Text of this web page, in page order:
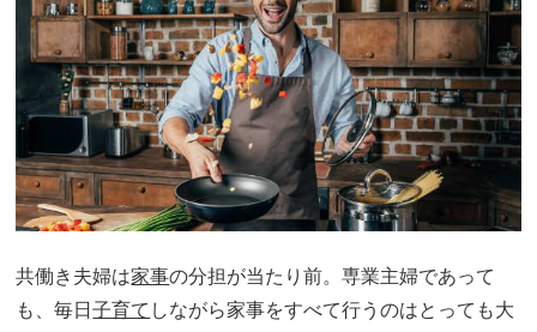
共働き夫婦は家事の分担が当たり前。専業主婦であって
も、毎日子育て しながら家事をすべて行うのはとっても大